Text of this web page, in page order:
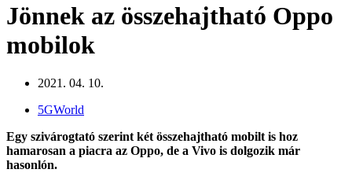
Jönnek az összehajtható Oppo
mobilok
2021. 04. 10.
5GWorld
Egy szivárogtató szerint két összehajtható mobilt is hoz
hamarosan a piacra az Oppo, de a Vivo is dolgozik már
hasonlón.